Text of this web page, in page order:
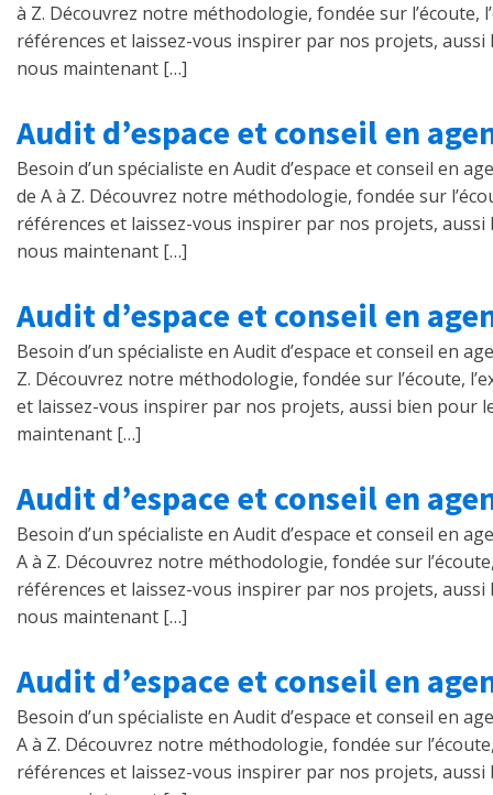
à Z. Découvrez notre méthodologie, fondée sur
références et laissez-vous inspirer par nos projets,
nous maintenant […]
Audit d’espace et conseil en
Besoin d’un spécialiste en Audit d’espace et conseil en
de A à Z. Découvrez notre méthodologie, fondée sur
références et laissez-vous inspirer par nos projets,
nous maintenant […]
Audit d’espace et conseil en
Besoin d’un spécialiste en Audit d’espace et conseil en
Z. Découvrez notre méthodologie, fondée sur l’écoute,
et laissez-vous inspirer par nos projets, aussi bien pour
maintenant […]
Audit d’espace et conseil en
Besoin d’un spécialiste en Audit d’espace et conseil en
A à Z. Découvrez notre méthodologie, fondée sur
références et laissez-vous inspirer par nos projets,
nous maintenant […]
Audit d’espace et conseil en
Besoin d’un spécialiste en Audit d’espace et conseil en
A à Z. Découvrez notre méthodologie, fondée sur
références et laissez-vous inspirer par nos projets,